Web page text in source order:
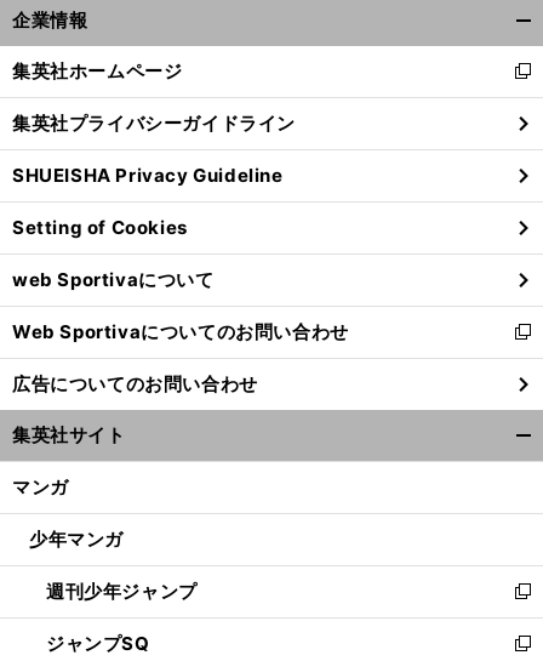
安
企業情報
閉
る
集英社ホームページ
新
し
い
ウ
ィ
ン
ド
ウ
で
開
く
集英社プライバシーガイドライン
SHUEISHA Privacy Guideline
Setting of Cookies
web Sportivaについて
Web Sportivaについてのお問い合わせ
新
し
い
ウ
ィ
ン
ウ
開
く
広告についてのお問い合わせ
集英社サイト
マンガ
少年マンガ
週刊少年ジャンプ
新
し
い
ジャンプSQ
新